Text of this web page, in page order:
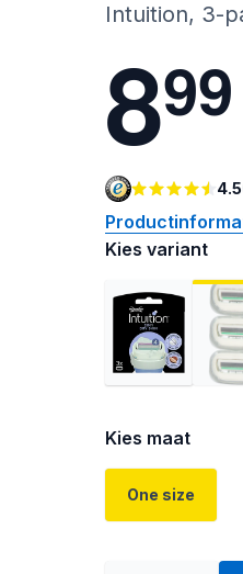
Intuition, 3-
899
Kies variant
Kies maat
One size